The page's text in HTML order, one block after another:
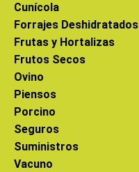
Cunícola
Forrajes Deshidratados
Frutas y Hortalizas
Frutos Secos
Ovino
Piensos
Porcino
Seguros
Suministros
Vacuno